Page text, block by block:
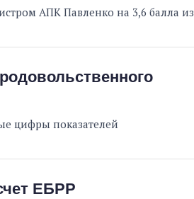
АПК Павленко на 3,6 балла из
цифры показателей
ЕБРР